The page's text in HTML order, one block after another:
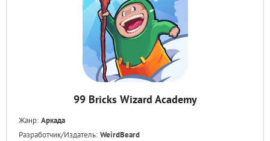
99 Bricks Wizard Academy
Жанр: Аркада
Разработчик/Издатель: WeirdBeard